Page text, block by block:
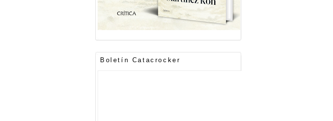
Boletín Catacrocker